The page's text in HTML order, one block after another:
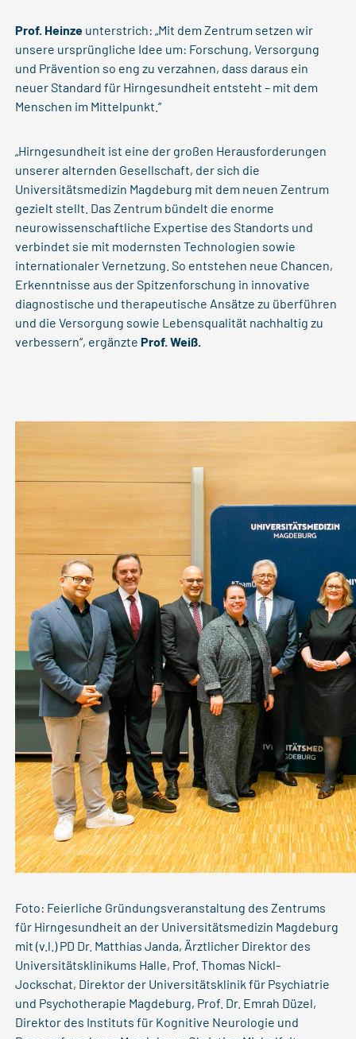
Prof. Heinze unterstrich: „Mit dem Zentrum setzen wir
unsere ursprüngliche Idee um: Forschung, Versorgung
und Prävention so eng zu verzahnen, dass daraus ein
neuer Standard für Hirngesundheit entsteht – mit dem
Menschen im Mittelpunkt.“
„Hirngesundheit ist eine der großen Herausforderungen
unserer alternden Gesellschaft, der sich die
Universitätsmedizin Magdeburg mit dem neuen Zentrum
gezielt stellt. Das Zentrum bündelt die enorme
neurowissenschaftliche Expertise des Standorts und
verbindet sie mit modernsten Technologien sowie
internationaler Vernetzung. So entstehen neue Chancen,
Erkenntnisse aus der Spitzenforschung in innovative
diagnostische und therapeutische Ansätze zu überführen
und die Versorgung sowie Lebensqualität nachhaltig zu
verbessern“, ergänzteProf. Weiß.
Foto: Feierliche Gründungsveranstaltung des Zentrums
für Hirngesundheit an der Universitätsmedizin Magdeburg
mit (v.l.) PD Dr. Matthias Janda, Ärztlicher Direktor des
Universitätsklinikums Halle, Prof. Thomas Nickl-
Jockschat, Direktor der Universitätsklinik für Psychiatrie
und Psychotherapie Magdeburg, Prof. Dr. Emrah Düzel,
Direktor des Instituts für Kognitive Neurologie und